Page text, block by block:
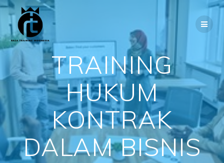
TRAINING
HUKUM
KONTRAK
DALAM BISNIS